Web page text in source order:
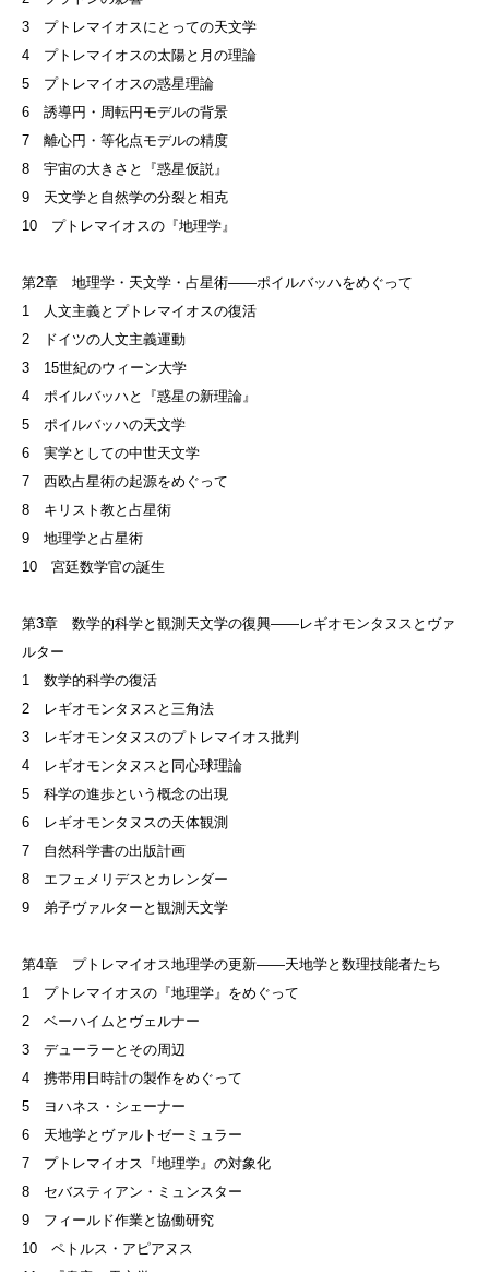
3 プトレマイオスにとっての天文学
4 プトレマイオスの太陽と月の理論
5 プトレマイオスの惑星理論
6 誘導円・周転円モデルの背景
7 離心円・等化点モデルの精度
8 宇宙の大きさと『惑星仮説』
9 天文学と自然学の分裂と相克
10 プトレマイオスの『地理学』
第2章 地理学・天文学・占星術——ポイルバッハをめぐって
1 人文主義とプトレマイオスの復活
2 ドイツの人文主義運動
3 15世紀のウィーン大学
4 ポイルバッハと『惑星の新理論』
5 ポイルバッハの天文学
6 実学としての中世天文学
7 西欧占星術の起源をめぐって
8 キリスト教と占星術
9 地理学と占星術
10 宮廷数学官の誕生
第3章 数学的科学と観測天文学の復興——レギオモンタヌスとヴァ
ルター
1 数学的科学の復活
2 レギオモンタヌスと三角法
3 レギオモンタヌスのプトレマイオス批判
4 レギオモンタヌスと同心球理論
5 科学の進歩という概念の出現
6 レギオモンタヌスの天体観測
7 自然科学書の出版計画
8 エフェメリデスとカレンダー
9 弟子ヴァルターと観測天文学
第4章 プトレマイオス地理学の更新——天地学と数理技能者たち
1 プトレマイオスの『地理学』をめぐって
2 ベーハイムとヴェルナー
3 デューラーとその周辺
4 携帯用日時計の製作をめぐって
5 ヨハネス・シェーナー
6 天地学とヴァルトゼーミュラー
7 プトレマイオス『地理学』の対象化
8 セバスティアン・ミュンスター
9 フィールド作業と協働研究
10 ペトルス・アピアヌス